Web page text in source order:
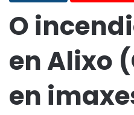
O
en Alixo
en